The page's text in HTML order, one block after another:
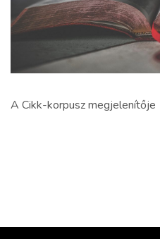
A Cikk-korpusz megjelenítője